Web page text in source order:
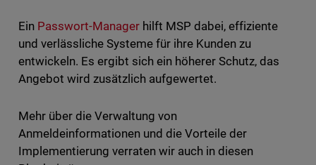
Ein Passwort-Managerhilft MSP dabei, effiziente
und verlässliche Systeme für ihre Kunden zu
entwickeln. Es ergibt sich ein höherer Schutz, das
Angebot wird zusätzlich aufgewertet.
Mehr über die Verwaltung von
Anmeldeinformationen und die Vorteile der
Implementierung verraten wir auch in diesen